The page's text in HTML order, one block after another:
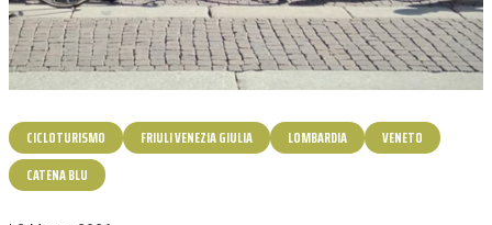
CICLOTURISMO FRIULI VENEZIA GIULIA LOMBARDIA
VENETO
CATENA BLU